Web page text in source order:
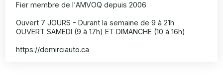
Fier membre de l'AMVOQ depuis 2006
Ouvert 7 JOURS - Durant la semaine de 9 à 21h
OUVERT SAMEDI (9 à 17h) ET DIMANCHE (10 à 16h)
https://demirciauto.ca